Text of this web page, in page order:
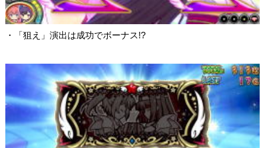
・「狙え」演出は成功でボーナス!?